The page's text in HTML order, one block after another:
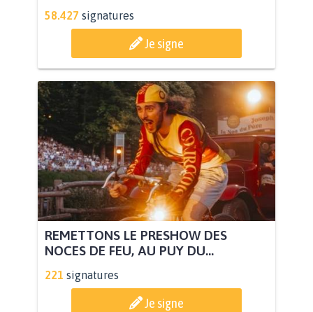
58.427 signatures
Je signe
REMETTONS LE PRESHOW DES
NOCES DE FEU, AU PUY DU...
221 signatures
Je signe